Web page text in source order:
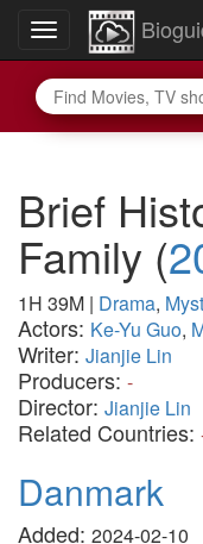
Toggle
navigation
Brief
Family (
1H 39M | Drama,
Actors: Ke-Yu Guo,
Writer: Jianjie Lin
Producers: -
Director: Jianjie Lin
Related Countries:
Danmark
Added: 2024-02-10